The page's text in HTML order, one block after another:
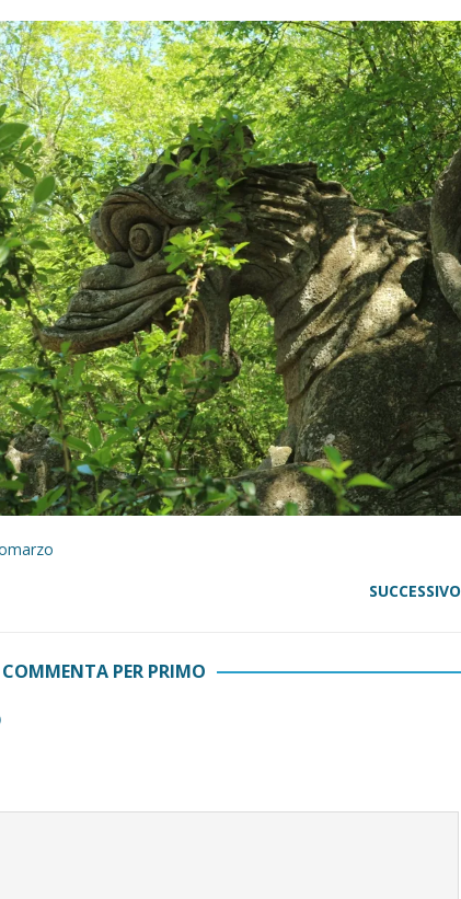
un viaggio in Sicilia con i bambini (senza stress)
CONSIGLI
e Bivacchi sull’Etna: Guida Completa per Famiglie
SENTIERI,
PICNIC
in Sicilia con bambini: itinerari imperdibili (+ consigli utili)- Parte 1
con i bambini in Sicilia, dove andare?
FATTORIE
la Fiumara d’Arte con i bambini, quando la natura incontra l’arte
fare in Sicilia con i bambini: mare, attività e tour a prova di famiglia
SUCCESSIVO
COMMENTA PER PRIMO